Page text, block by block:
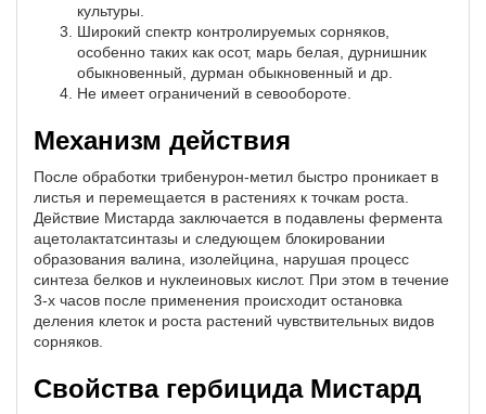
культуры.
Широкий спектр контролируемых сорняков,
особенно таких как осот, марь белая, дурнишник
обыкновенный, дурман обыкновенный и др.
Не имеет ограничений в севообороте.
Механизм действия
После обработки трибенурон-метил быстро проникает в
листья и перемещается в растениях к точкам роста.
Действие Мистарда заключается в подавлены фермента
ацетолактатсинтазы и следующем блокировании
образования валина, изолейцина, нарушая процесс
синтеза белков и нуклеиновых кислот. При этом в течение
3-х часов после применения происходит остановка
деления клеток и роста растений чувствительных видов
сорняков.
Свойства гербицида Мистард